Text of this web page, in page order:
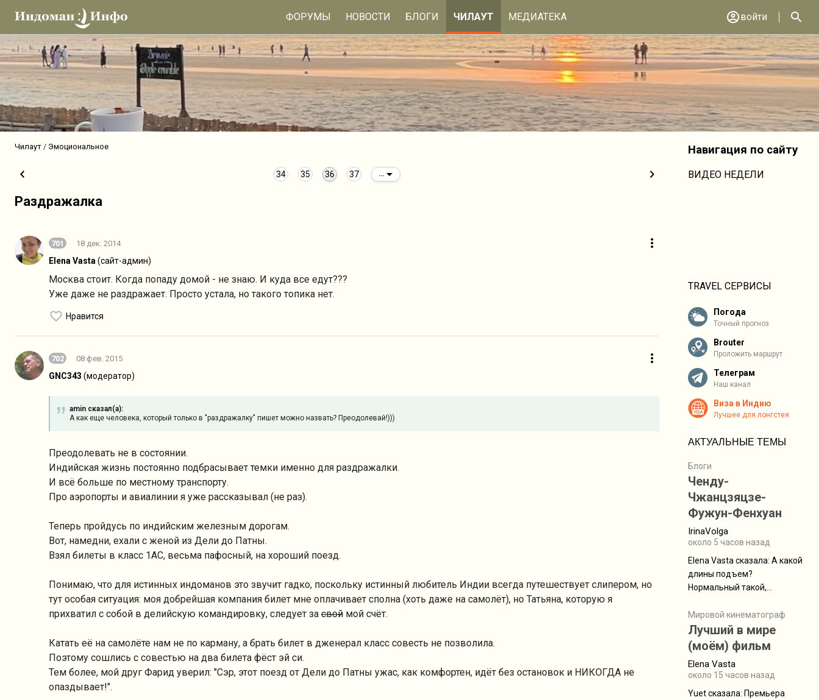
ФОРУМЫ НОВОСТИ БЛОГИ ЧИЛАУТ МЕДИАТЕКА войти
Чилаут Эмоциональное
34 35 36 37
Раздражалка
701 18 дек. 2014
Elena Vasta (сайт-админ)
Москва стоит. Когда попаду домой - не знаю. И куда все едут???
Уже даже не раздражает. Просто устала, но такого топика нет.
Нравится
702 08 фев. 2015
GNC343 (модератор)
amin сказал(а):
А как еще человека, который только в "раздражалку" пишет можно назвать? Преодолевай!)))
Преодолевать не в состоянии.
Индийская жизнь постоянно подбрасывает темки именно для раздражалки.
И всё больше по местному транспорту.
Про аэропорты и авиалинии я уже рассказывал (не раз).
Теперь пройдусь по индийским железным дорогам.
Вот, намедни, ехали с женой из Дели до Патны.
Взял билеты в класс 1AC, весьма пафосный, на хороший поезд.
Понимаю, что для истинных индоманов это звучит гадко, поскольку истинный любитель Индии всегда путешествует слипером, но
тут особая ситуация: моя добрейшая компания билет мне оплачивает сполна (хоть даже на самолёт), но Татьяна, которую я
прихватил с собой в делийскую командировку, следует за свой мой счёт.
Катать её на самолёте нам не по карману, а брать билет в дженерал класс совесть не позволила.
Поэтому сошлись с совестью на два билета фёст эй си.
Тем более, мой друг Фарид уверил: "Сэр, этот поезд от Дели до Патны ужас, как комфортен, идёт без остановок и НИКОГДА не
опаздывает!".
Навигация по сайту
ВИДЕО НЕДЕЛИ
TRAVEL СЕРВИСЫ
Погода
Точный прогноз
Brouter
Проложить маршрут
Телеграм
Наш канал
Виза в Индию
Лучшее для лонгстея
АКТУАЛЬНЫЕ ТЕМЫ
Блоги
Ченду-
Чжанцзяцзе-
Фужун-Фенхуан
IrinaVolga
около 5 часов назад
Elena Vasta сказалa: А какой
длины подъем?
Нормальный такой,
Vasta сказалa: Горы
Аватара? Да
Мировой кинематограф
Лучший в мире
(моём) фильм
Elena Vasta
около 15 часов назад
Yuet сказалa: Премьера